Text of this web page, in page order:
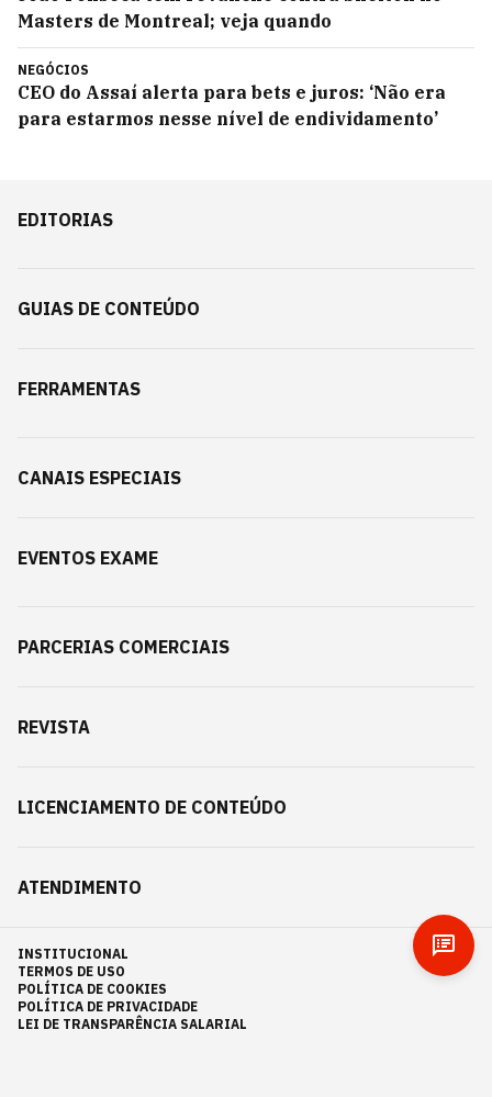
Masters de Montreal; veja quando
NEGÓCIOS
CEO do Assaí alerta para bets e juros: ‘Não era
para estarmos nesse nível de endividamento’
EDITORIAS
GUIAS DE CONTEÚDO
FERRAMENTAS
CANAIS ESPECIAIS
EVENTOS EXAME
PARCERIAS COMERCIAIS
REVISTA
LICENCIAMENTO DE CONTEÚDO
ATENDIMENTO
INSTITUCIONAL
TERMOS DE USO
POLÍTICA DE COOKIES
POLÍTICA DE PRIVACIDADE
LEI DE TRANSPARÊNCIA SALARIAL